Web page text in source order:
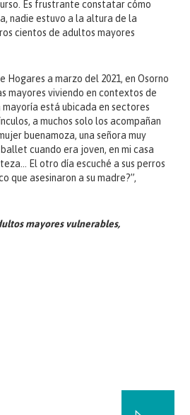
Es frustrante constatar cómo
nadie estuvo a la altura de la
cientos de adultos mayores
Hogares a marzo del 2021, en Osorno
mayores viviendo en contextos de
está ubicada en sectores
a muchos solo los acompañan
buenamoza, una señora muy
cuando era joven, en mi casa
El otro día escuché a sus perros
que asesinaron a su madre?”,
mayores vulnerables,